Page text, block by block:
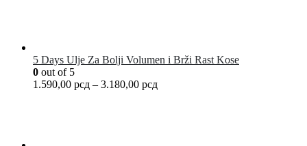
5 Days Ulje Za Bolji Volumen i Brži Rast Kose
0 out of 5
1.590,00 рсд – 3.180,00 рсд